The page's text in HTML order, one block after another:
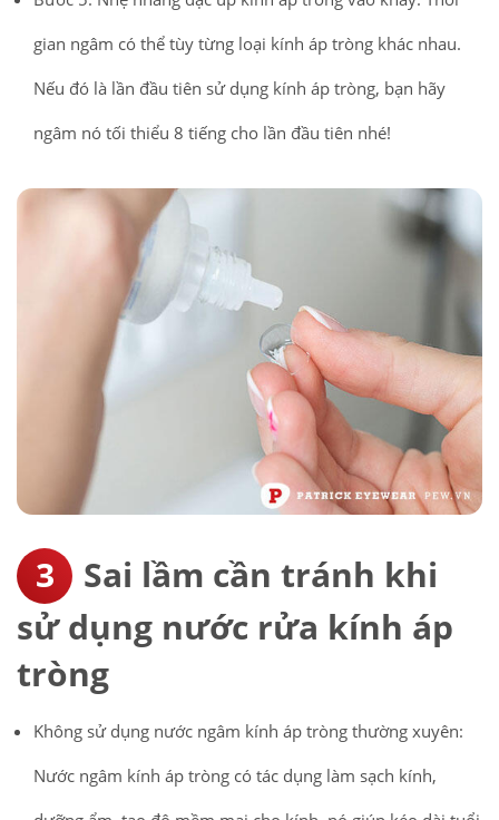
gian ngâm có thể tùy từng loại kính áp tròng khác nhau.
Nếu đó là lần đầu tiên sử dụng kính áp tròng, bạn hãy
ngâm nó tối thiểu 8 tiếng cho lần đầu tiên nhé!
Sai lầm cần tránh khi
sử dụng nước rửa kính áp
tròng
Không sử dụng nước ngâm kính áp tròng thường xuyên:
Nước ngâm kính áp tròng có tác dụng làm sạch kính,